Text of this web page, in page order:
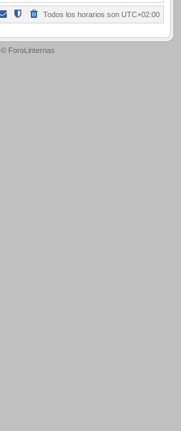
Todos los horarios son UTC+02:00
© ForoLinternas